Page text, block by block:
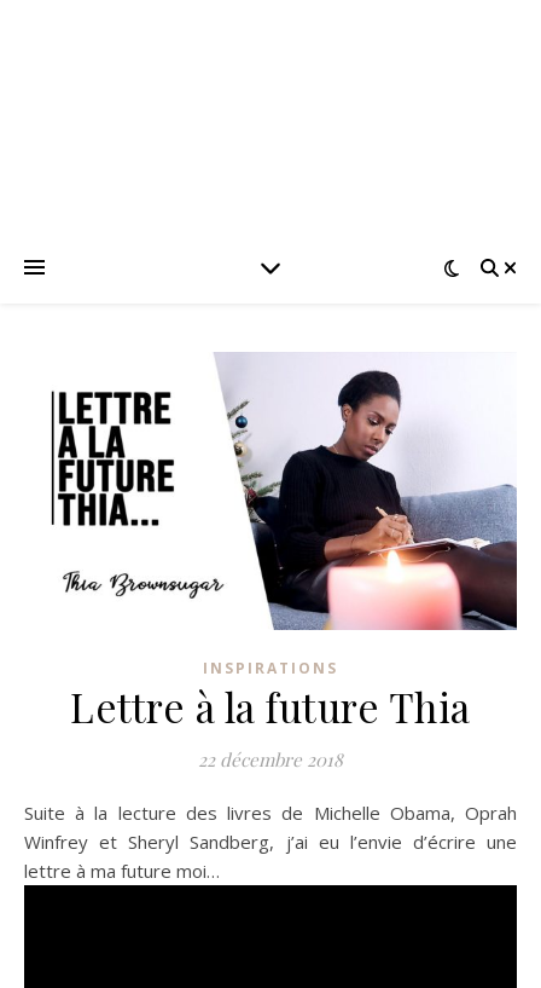
INSPIRATIONS
Lettre à la future Thia
22 décembre 2018
Suite à la lecture des livres de Michelle Obama, Oprah
Winfrey et Sheryl Sandberg, j’ai eu l’envie d’écrire une
lettre à ma future moi…